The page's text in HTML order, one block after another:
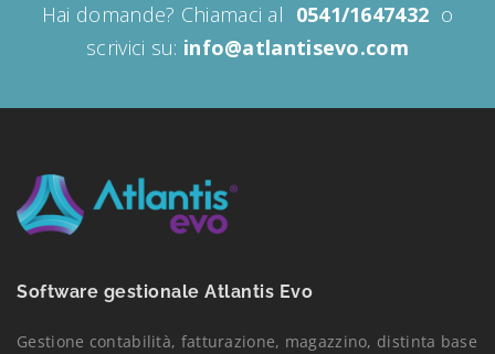
Hai domande? Chiamaci al 0541/1647432 o
scrivici su: info@atlantisevo.com
Software gestionale Atlantis Evo
Gestione contabilità, fatturazione, magazzino, distinta base